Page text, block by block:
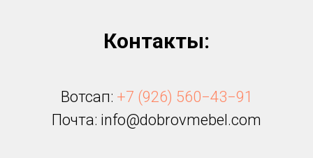
Контакты:
Вотсап: +7 (926) 560−43−91
Почта: info@dobrovmebel.com